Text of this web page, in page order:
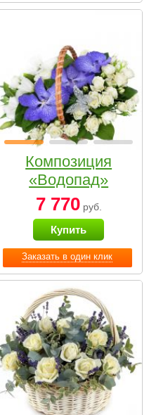
Заказать в один клик
Композиция
«Водопад»
7 770руб.
Купить